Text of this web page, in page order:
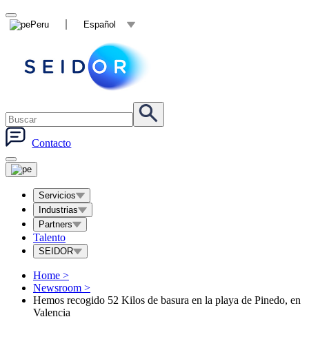
Peru Español
Contacto
Servicios
Industrias
Partners
Talento
SEIDOR
Home >
Newsroom >
Hemos recogido 52 Kilos de basura en la playa de Pinedo, en
Valencia